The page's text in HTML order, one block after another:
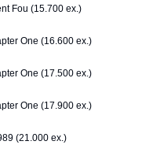
Fou (15.700 ex.)
One (16.600 ex.)
One (17.500 ex.)
One (17.900 ex.)
(21.000 ex.)